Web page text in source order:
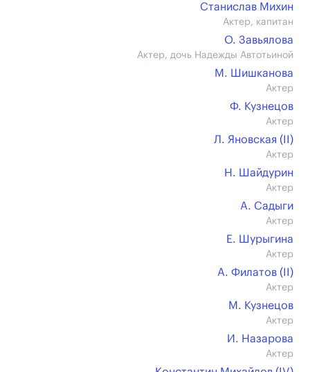
Станислав Михин
Актер, капитан
О. Завьялова
Актер, дочь Надежды Автотьиной
М. Шишканова
Актер
Ф. Кузнецов
Актер
Л. Яновская (II)
Актер
Н. Шайдурин
Актер
А. Садыги
Актер
Е. Шурыгина
Актер
А. Филатов (II)
Актер
М. Кузнецов
Актер
И. Назарова
Актер